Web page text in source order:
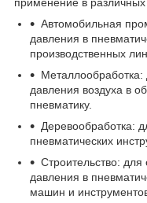
Автомобильная
давления в
производственных
Металлообработка:
давления воздуха в
пневматику.
Деревообработка:
пневматических
Строительство:
давления в
машин и